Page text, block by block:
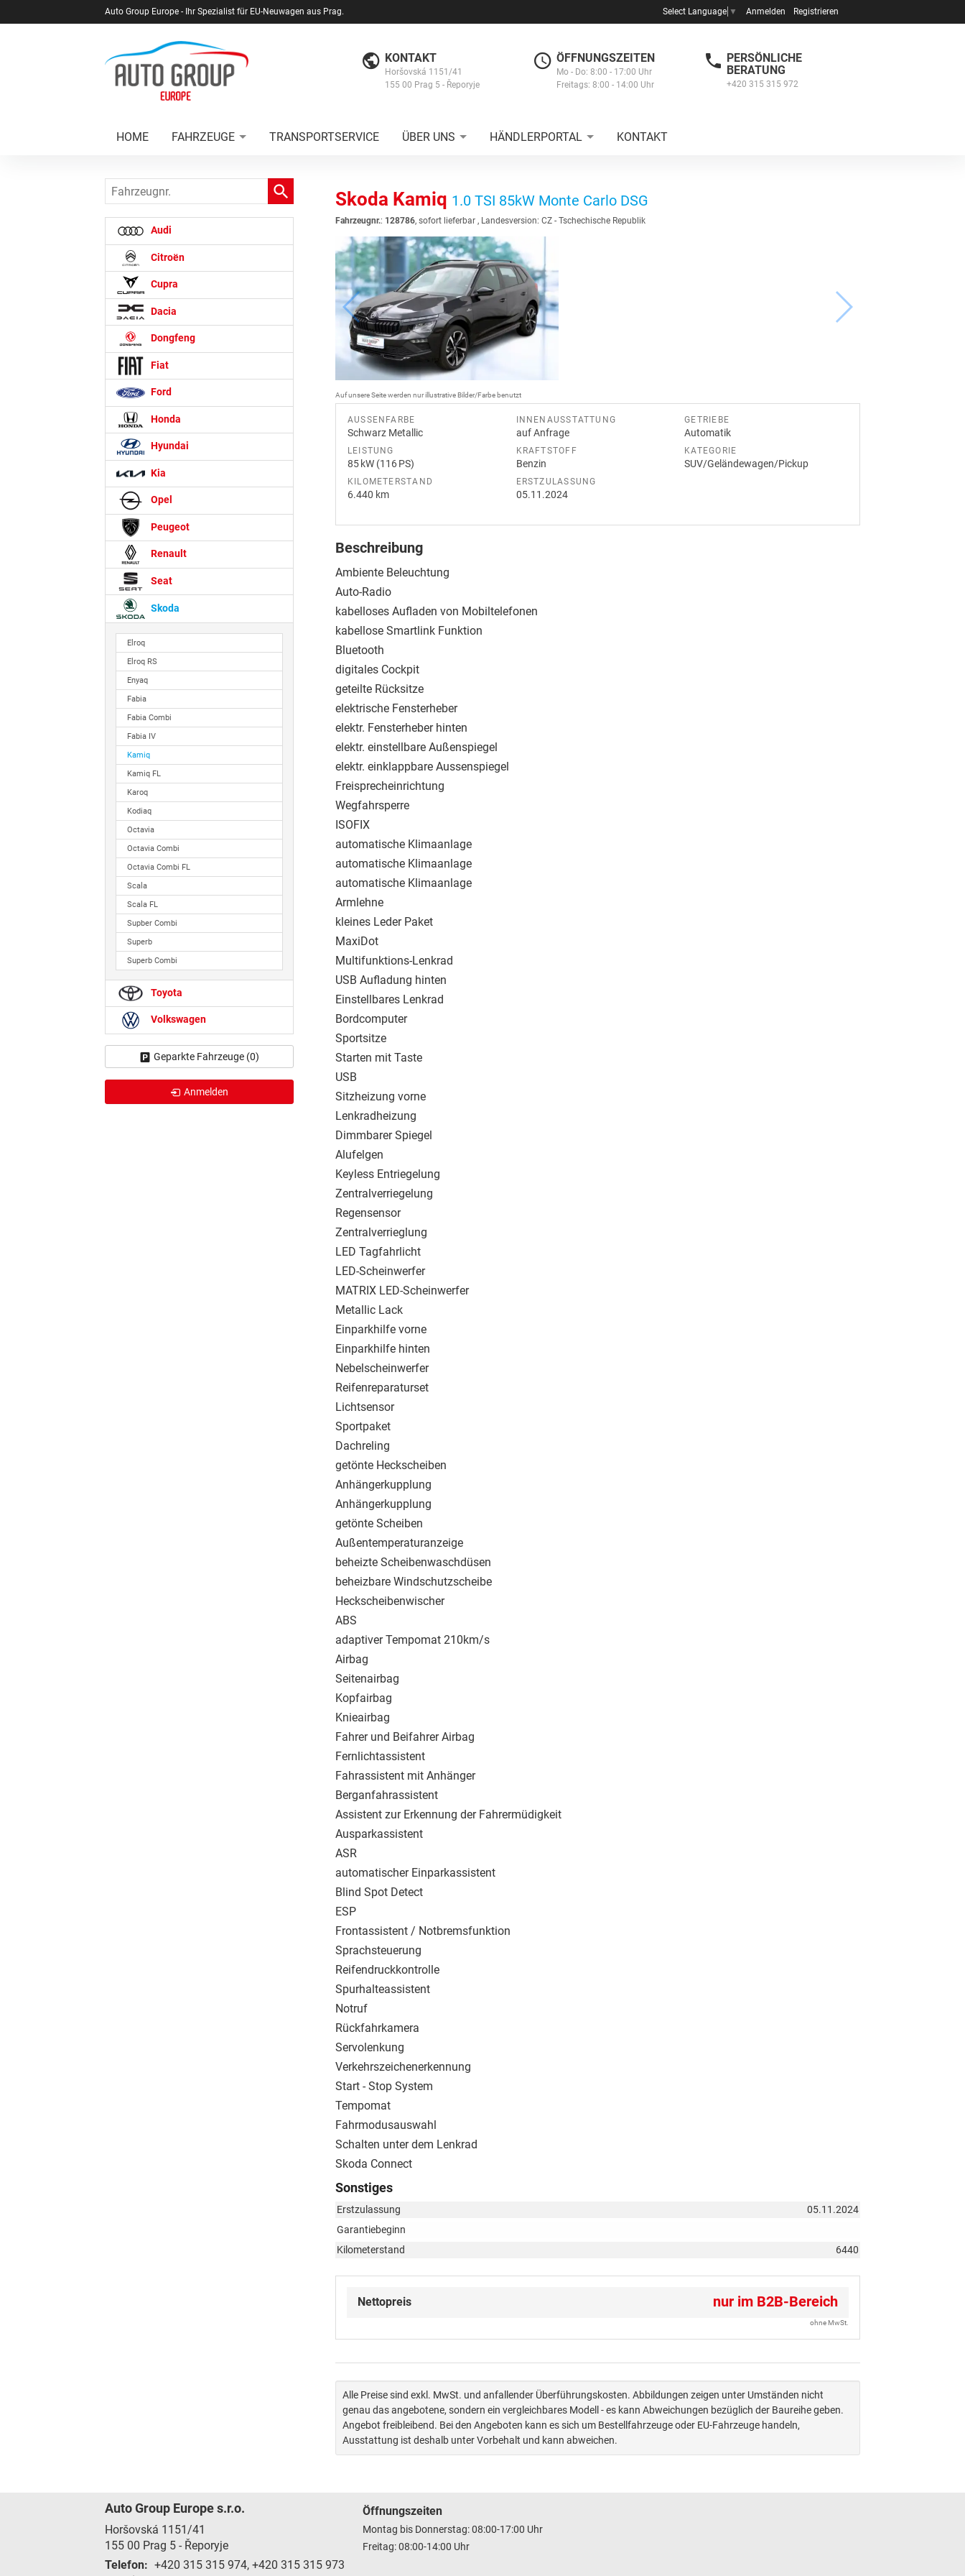
Auto Group Europe - Ihr Spezialist für EU-Neuwagen aus Prag. Anmelden Registrieren
Select Language ▼
KONTAKT
Horšovská 1151/41
155 00 Prag 5 - Řeporyje
ÖFFNUNGSZEITEN
Mo - Do: 8:00 - 17:00 Uhr
Freitags: 8:00 - 14:00 Uhr
PERSÖNLICHE
BERATUNG
+420 315 315 972
HOME FAHRZEUGE TRANSPORTSERVICE ÜBER UNS HÄNDLERPORTAL KONTAKT
Skoda Kamiq 1.0 TSI 85kW Monte Carlo DSG
Fahrzeugnr.: 128786, sofort lieferbar, Landesversion: CZ - Tschechische Republik
Auf unsere Seite werden nur illustrative Bilder/Farbe benutzt
AUSSENFARBE
Schwarz Metallic
INNENAUSSTATTUNG
auf Anfrage
GETRIEBE
Automatik
LEISTUNG
85 kW (116 PS)
KRAFTSTOFF
Benzin
KATEGORIE
SUV/Geländewagen/Pickup
KILOMETERSTAND
6.440 km
ERSTZULASSUNG
05.11.2024
Beschreibung
Ambiente Beleuchtung
Auto-Radio
kabelloses Aufladen von Mobiltelefonen
kabellose Smartlink Funktion
Bluetooth
digitales Cockpit
geteilte Rücksitze
elektrische Fensterheber
elektr. Fensterheber hinten
elektr. einstellbare Außenspiegel
elektr. einklappbare Aussenspiegel
Freisprecheinrichtung
Wegfahrsperre
ISOFIX
automatische Klimaanlage
automatische Klimaanlage
automatische Klimaanlage
Armlehne
kleines Leder Paket
MaxiDot
Multifunktions-Lenkrad
USB Aufladung hinten
Einstellbares Lenkrad
Bordcomputer
Sportsitze
Starten mit Taste
USB
Sitzheizung vorne
Lenkradheizung
Dimmbarer Spiegel
Alufelgen
Keyless Entriegelung
Zentralverriegelung
Regensensor
Zentralverrieglung
LED Tagfahrlicht
LED-Scheinwerfer
MATRIX LED-Scheinwerfer
Metallic Lack
Einparkhilfe vorne
Einparkhilfe hinten
Nebelscheinwerfer
Reifenreparaturset
Lichtsensor
Sportpaket
Dachreling
getönte Heckscheiben
Anhängerkupplung
Anhängerkupplung
getönte Scheiben
Außentemperaturanzeige
beheizte Scheibenwaschdüsen
beheizbare Windschutzscheibe
Heckscheibenwischer
ABS
adaptiver Tempomat 210km/s
Airbag
Seitenairbag
Kopfairbag
Knieairbag
Fahrer und Beifahrer Airbag
Fernlichtassistent
Fahrassistent mit Anhänger
Berganfahrassistent
Assistent zur Erkennung der Fahrermüdigkeit
Ausparkassistent
ASR
automatischer Einparkassistent
Blind Spot Detect
ESP
Frontassistent / Notbremsfunktion
Sprachsteuerung
Reifendruckkontrolle
Spurhalteassistent
Notruf
Rückfahrkamera
Servolenkung
Verkehrszeichenerkennung
Start - Stop System
Tempomat
Fahrmodusauswahl
Schalten unter dem Lenkrad
Skoda Connect
Sonstiges
Erstzulassung
05.11.2024
Garantiebeginn
Kilometerstand
6440
Nettopreis nur im B2B-Bereich
ohne MwSt.
Alle Preise sind exkl. MwSt. und anfallender Überführungskosten. Abbildungen zeigen unter Umständen nicht
genau das angebotene, sondern ein vergleichbares Modell - es kann Abweichungen bezüglich der Baureihe geben.
Angebot freibleibend. Bei den Angeboten kann es sich um Bestellfahrzeuge oder EU-Fahrzeuge handeln,
Ausstattung ist deshalb unter Vorbehalt und kann abweichen.
Fahrzeugnr.
Audi
Citroën
Cupra
Dacia
Dongfeng
Fiat
Ford
Honda
Hyundai
Kia
Opel
Peugeot
Renault
Seat
Skoda
Elroq
Elroq RS
Enyaq
Fabia
Fabia Combi
Fabia IV
Kamiq
Kamiq FL
Karoq
Kodiaq
Octavia
Octavia Combi
Octavia Combi FL
Scala
Scala FL
Supber Combi
Superb
Superb Combi
Toyota
Volkswagen
Geparkte Fahrzeuge (0)
Anmelden
Auto Group Europe s.r.o.
Horšovská 1151/41
155 00 Prag 5 - Řeporyje
Telefon: +420 315 315 974, +420 315 315 973
Öffnungszeiten
Montag bis Donnerstag: 08:00-17:00 Uhr
Freitag: 08:00-14:00 Uhr